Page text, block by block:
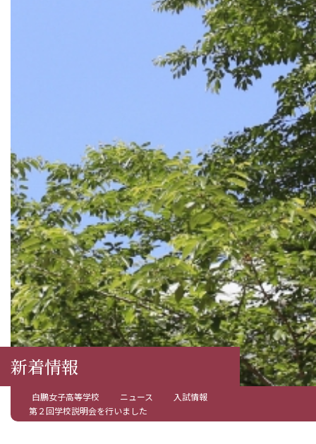
新着情報
白鵬女子高等学校 ニュース
入試情報
第２回学校説明会を行いました